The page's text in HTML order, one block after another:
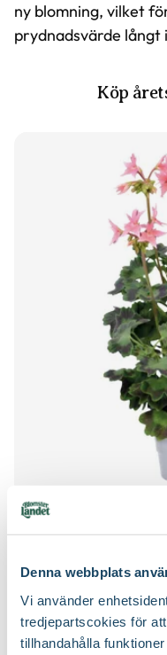
Denna webbplats
Vi använder
tredjepartscokies för
tillhandahålla
ny blomning, vilket
prydnadsvärde långt
Köp
Zonalpelargon
Välj butik